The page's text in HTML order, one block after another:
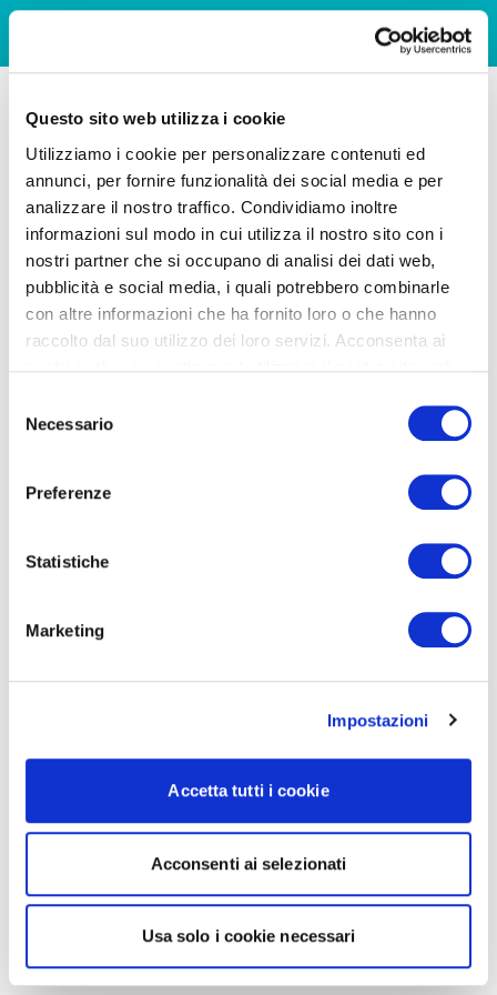
Questo sito web utilizza i cookie
Utilizziamo i cookie per personalizzare contenuti ed
annunci, per fornire funzionalità dei social media e per
analizzare il nostro traffico. Condividiamo inoltre
informazioni sul modo in cui utilizza il nostro sito con i
nostri partner che si occupano di analisi dei dati web,
pubblicità e social media, i quali potrebbero combinarle
con altre informazioni che ha fornito loro o che hanno
raccolto dal suo utilizzo dei loro servizi. Acconsenta ai
delNecessario
Preferenze
Statistiche
Marketing
Impostazioni
Accetta tutti i cookie
Acconsenti ai selezionati
Usa solo i cookie necessari